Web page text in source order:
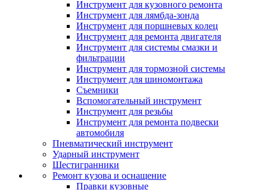
Инструмент для кузовного ремонта
Инструмент для лямбда-зонда
Инструмент для поршневых колец
Инструмент для ремонта двигателя
Инструмент для системы смазки и
фильтрации
Инструмент для тормозной системы
Инструмент для шиномонтажа
Съемники
Вспомогательный инструмент
Инструмент для резьбы
Инструмент для ремонта подвески
автомобиля
Пневматический инструмент
Ударный инструмент
Шестигранники
Ремонт кузова и оснащение
Правки кузовные